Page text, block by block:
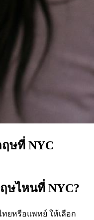
ษที่ NYC
ษไหนที่ NYC?
ยหรือแพทย์ ให้เลือก